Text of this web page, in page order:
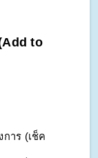
to
าร (เช็ค